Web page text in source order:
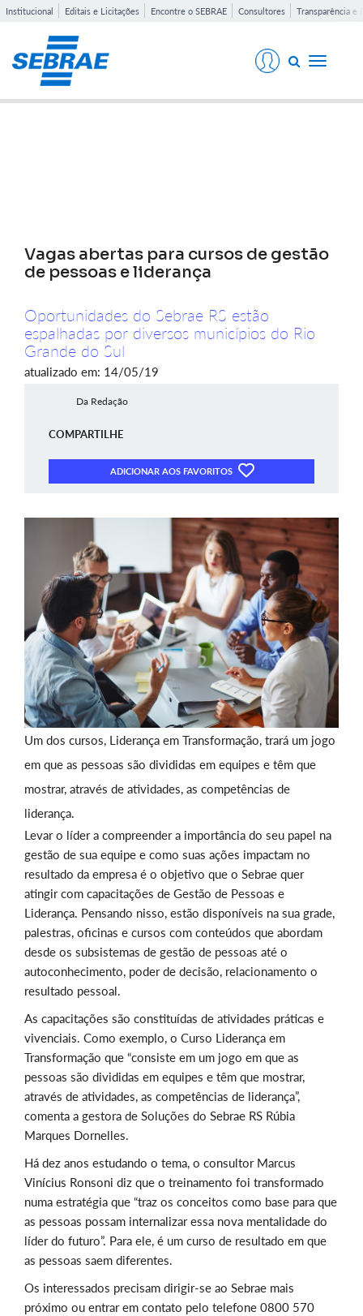
Institucional Editais e Licitações Encontre o SEBRAE Consultores Transparência e
Toggle
Vagas abertas para cursos de gestão
de pessoas e liderança
Oportunidades do Sebrae RS estão
espalhadas por diversos municípios do Rio
Grande do Sul
atualizado em: 14/05/19
Da Redação
COMPARTILHE
ADICIONAR AOS FAVORITOS
Um dos cursos, Liderança em Transformação, trará um jogo
em que as pessoas são divididas em equipes e têm que
mostrar, através de atividades, as competências de
liderança.
Levar o líder a compreender a importância do seu papel na
gestão de sua equipe e como suas ações impactam no
resultado da empresa é o objetivo que o Sebrae quer
atingir com capacitações de Gestão de Pessoas e
Liderança. Pensando nisso, estão disponíveis na sua grade,
palestras, oficinas e cursos com conteúdos que abordam
desde os subsistemas de gestão de pessoas até o
autoconhecimento, poder de decisão, relacionamento o
resultado pessoal.
As capacitações são constituídas de atividades práticas e
vivenciais. Como exemplo, o Curso Liderança em
Transformação que “consiste em um jogo em que as
pessoas são divididas em equipes e têm que mostrar,
através de atividades, as competências de liderança”,
comenta a gestora de Soluções do Sebrae RS Rúbia
Marques Dornelles.
Há dez anos estudando o tema, o consultor Marcus
Vinícius Ronsoni diz que o treinamento foi transformado
numa estratégia que “traz os conceitos como base para que
as pessoas possam internalizar essa nova mentalidade do
líder do futuro”. Para ele, é um curso de resultado em que
as pessoas saem diferentes.
Os interessados precisam dirigir-se ao Sebrae mais
próximo ou entrar em contato pelo telefone 0800 570